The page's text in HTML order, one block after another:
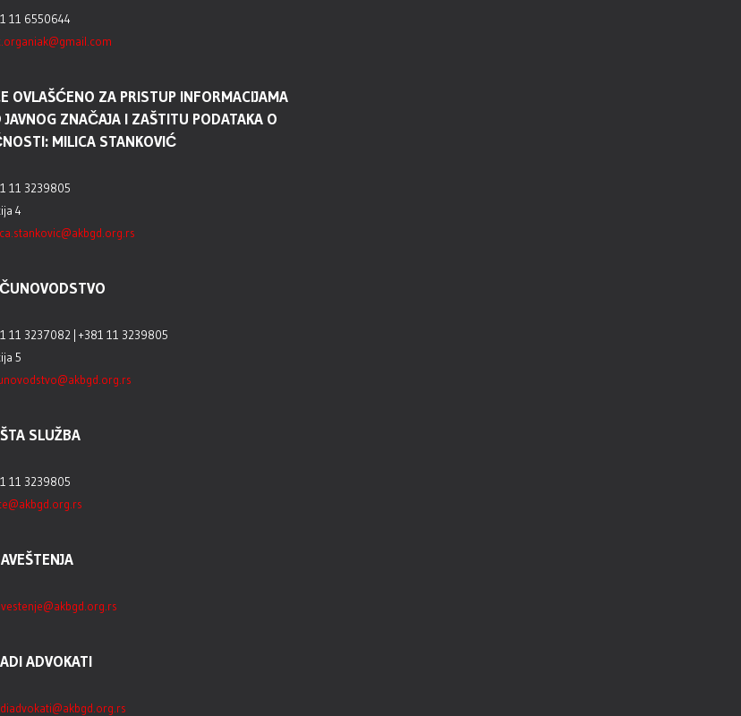
11 6550644
OVLAŠĆENO ZA PRISTUP INFORMACIJAMA
JAVNOG ZNAČAJA I ZAŠTITU PODATAKA O
MILICA STANKOVIĆ
11 3239805
4
11 3237082 | +381 11 3239805
5
SLUŽBA
11 3239805
ADVOKATI